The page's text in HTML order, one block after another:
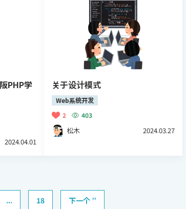
PHP学
2024.04.01
关于设计模式
Web系统开发
2
403
松木 2024.03.27
... 18 下一个 ”